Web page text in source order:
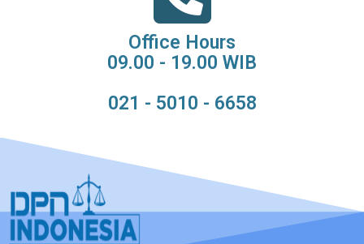
Office Hours
09.00 - 19.00 WIB
021 - 5010 - 6658